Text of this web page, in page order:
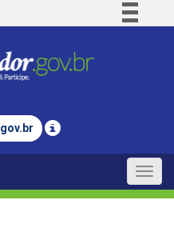
Comunica BR
Legislação
gov.br
Toggle